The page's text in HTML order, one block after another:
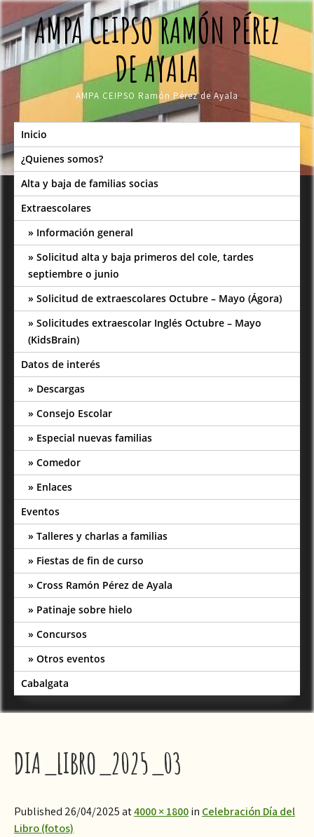
Skip
to
contentAMPA CEIPSO RAMÓN PÉREZ
DE AYALA
AMPA CEIPSO Ramón Pérez de Ayala
Inicio
¿Quienes somos?
Alta y baja de familias socias
Extraescolares
Información general
Solicitud alta y baja primeros del cole, tardes
septiembre o junio
Solicitud de extraescolares Octubre – Mayo (Ágora)
Solicitudes extraescolar Inglés Octubre – Mayo
(KidsBrain)
Datos de interés
Descargas
Consejo Escolar
Especial nuevas familias
Comedor
Enlaces
Eventos
Talleres y charlas a familias
Fiestas de fin de curso
Cross Ramón Pérez de Ayala
Patinaje sobre hielo
Concursos
Otros eventos
Cabalgata
DIA_LIBRO_2025_03
Published 26/04/2025 at4000 × 1800in Celebración Día del
Libro (fotos)